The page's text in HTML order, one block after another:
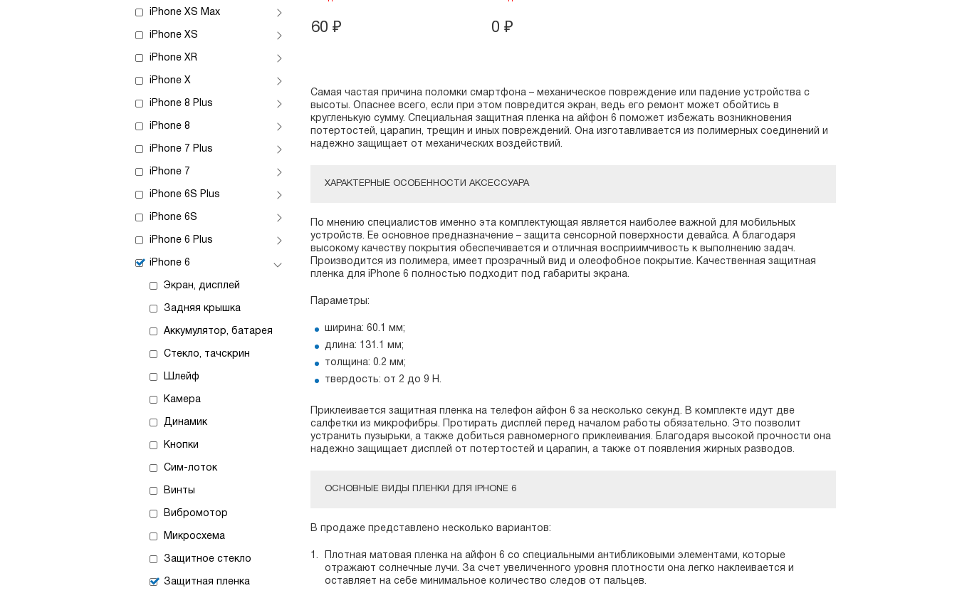
iPhone XS Max
iPhone XS
iPhone XR
iPhone X
iPhone 8 Plus
iPhone 8
iPhone 7 Plus
iPhone 7
iPhone 6S Plus
iPhone 6S
iPhone 6 Plus
iPhone 6
Экран, дисплей
Задняя крышка
Аккумулятор, батарея
Стекло, тачскрин
Шлейф
Камера
Динамик
Кнопки
Сим-лоток
Винты
Вибромотор
Микросхема
Защитное стекло
Защитная пленка
60 ₽ 0 ₽
Самая частая причина поломки смартфона – механическое повреждение или падение устройства с
высоты. Опаснее всего, если при этом повредится экран, ведь его ремонт может обойтись в
кругленькую сумму. Специальная защитная пленка на айфон 6 поможет избежать возникновения
потертостей, царапин, трещин и иных повреждений. Она изготавливается из полимерных соединений и
надежно защищает от механических воздействий.
ХАРАКТЕРНЫЕ ОСОБЕННОСТИ АКСЕССУАРА
По мнению специалистов именно эта комплектующая является наиболее важной для мобильных
устройств. Ее основное предназначение – защита сенсорной поверхности девайса. А благодаря
высокому качеству покрытия обеспечивается и отличная восприимчивость к выполнению задач.
Производится из полимера, имеет прозрачный вид и олеофобное покрытие. Качественная защитная
пленка для iPhone 6 полностью подходит под габариты экрана.
Параметры:
ширина: 60.1 мм;
длина: 131.1 мм;
толщина: 0.2 мм;
твердость: от 2 до 9 Н.
Приклеивается защитная пленка на телефон айфон 6 за несколько секунд. В комплекте идут две
салфетки из микрофибры. Протирать дисплей перед началом работы обязательно. Это позволит
устранить пузырьки, а также добиться равномерного приклеивания. Благодаря высокой прочности она
надежно защищает дисплей от потертостей и царапин, а также от появления жирных разводов.
ОСНОВНЫЕ ВИДЫ ПЛЕНКИ ДЛЯ IPHONE 6
В продаже представлено несколько вариантов:
Плотная матовая пленка на айфон 6 со специальными антибликовыми элементами, которые
отражают солнечные лучи. За счет увеличенного уровня плотности она легко наклеивается и
оставляет на себе минимальное количество следов от пальцев.